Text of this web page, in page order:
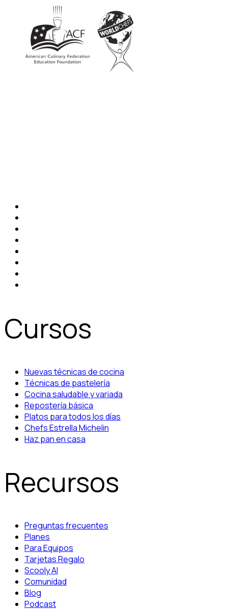
Cursos
Nuevas técnicas de cocina
Técnicas de pastelería
Cocina saludable y variada
Repostería básica
Platos para todos los días
Chefs Estrella Michelin
Haz pan en casa
Recursos
Preguntas frecuentes
Planes
Para Equipos
Tarjetas Regalo
Scooly AI
Comunidad
Blog
Podcast